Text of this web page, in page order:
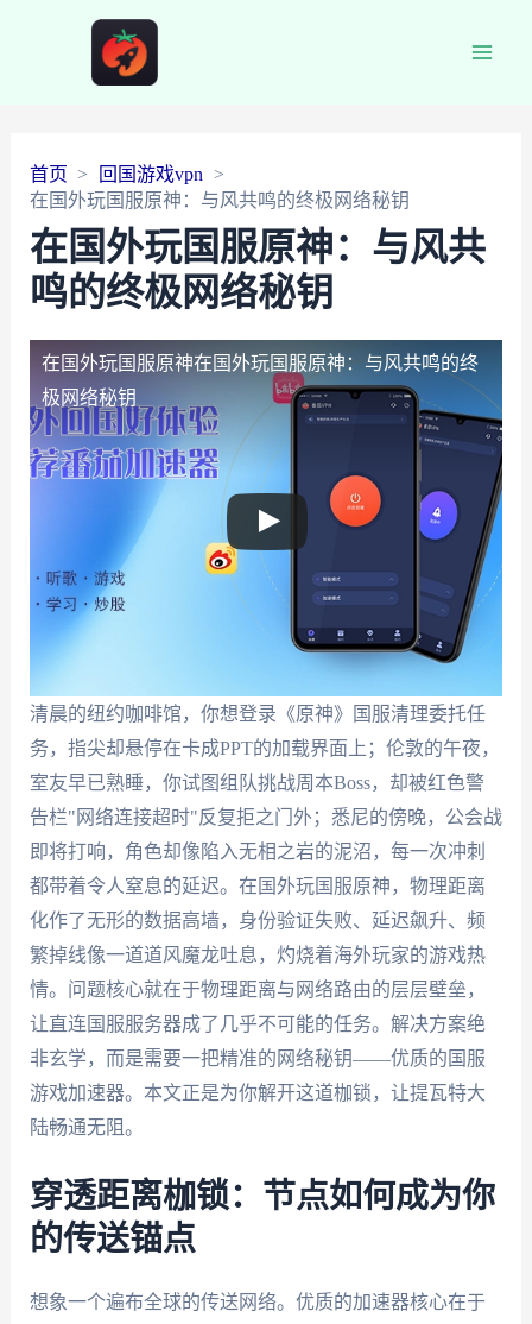
首页
回国游戏vpn
在国外玩国服原神：与风共鸣的终极网络秘钥
在国外玩国服原神：与风共
鸣的终极网络秘钥
在国外玩国服原神在国外玩国服原神：与风共鸣的终
极网络秘钥
清晨的纽约咖啡馆，你想登录《原神》国服清理委托任
务，指尖却悬停在卡成PPT的加载界面上；伦敦的午夜，
室友早已熟睡，你试图组队挑战周本Boss，却被红色警
告栏"网络连接超时"反复拒之门外；悉尼的傍晚，公会战
即将打响，角色却像陷入无相之岩的泥沼，每一次冲刺
都带着令人窒息的延迟。在国外玩国服原神，物理距离
化作了无形的数据高墙，身份验证失败、延迟飙升、频
繁掉线像一道道风魔龙吐息，灼烧着海外玩家的游戏热
情。问题核心就在于物理距离与网络路由的层层壁垒，
让直连国服服务器成了几乎不可能的任务。解决方案绝
非玄学，而是需要一把精准的网络秘钥——优质的国服
游戏加速器。本文正是为你解开这道枷锁，让提瓦特大
陆畅通无阻。
穿透距离枷锁：节点如何成为你
的传送锚点
想象一个遍布全球的传送网络。优质的加速器核心在于